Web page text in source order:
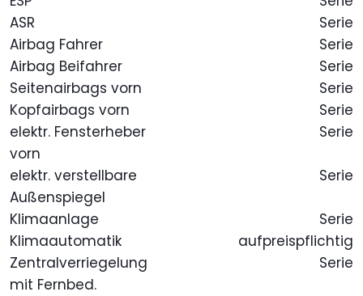
ASR
Serie
Airbag Fahrer
Serie
Airbag Beifahrer
Serie
Seitenairbags vorn
Serie
Kopfairbags vorn
Serie
elektr. Fensterheber
vorn
Serie
elektr. verstellbare
Außenspiegel
Serie
Klimaanlage
Serie
Klimaautomatik
aufpreispflichtig
Zentralverriegelung
mit Fernbed.
Serie